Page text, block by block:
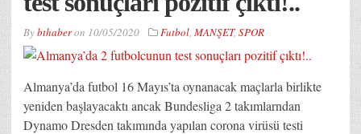
Bybthaberon 10/05/2020 Futbol, MANŞET, SPOR
Almanya’da futbol 16 Mayıs’ta oynanacak maçlarla birlikte
yeniden başlayacaktı ancak Bundesliga 2 takımlarndan
Dynamo Dresden takımında yapılan corona virüsü testi